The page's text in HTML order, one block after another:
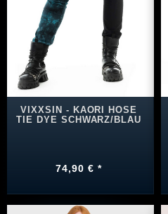
VIXXSIN - KAORI HOSE
TIE DYE SCHWARZ/BLAU
74,90 € *